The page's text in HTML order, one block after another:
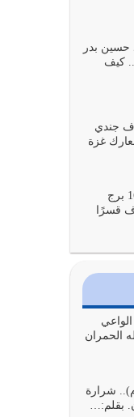
على…
نقاط
للناس
أنها
جميعاً
حسين بدر
كيف
أكثر من 10 آلاف جندي
غزة
غزة: تدمير كامل لأكثر من 1600 برج
قسرًا
الحمران
شرارة
بقلم:…